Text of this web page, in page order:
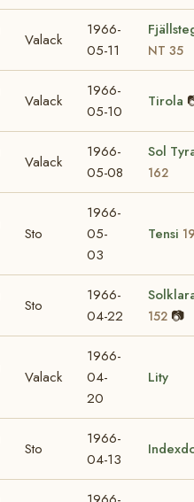
Valack
1966-
05-11
NT 35
Valack
1966-
05-10
Tirola
Valack
1966-
05-08
Sol
162
Sto
1966-
05-
03
Tensi
Sto
1966-
04-22
152 📷
Valack
1966-
04-
20
Lity
Sto
1966-
04-13